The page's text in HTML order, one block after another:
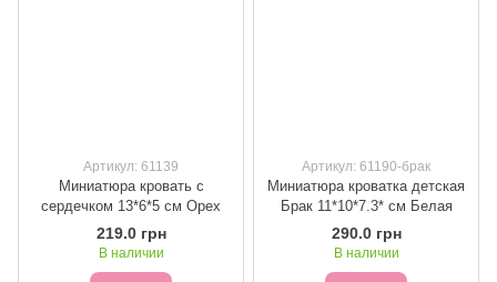
Артикул: 61139
Миниатюра кровать с
сердечком 13*6*5 см Орех
219.0 грн
В наличии
Артикул: 61190-брак
Миниатюра кроватка детская
Брак 11*10*7.3* см Белая
290.0 грн
В наличии